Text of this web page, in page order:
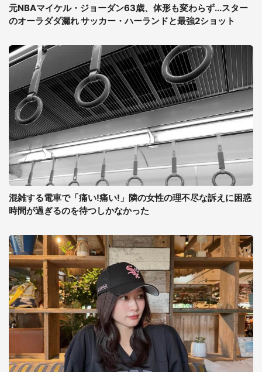
元NBAマイケル・ジョーダン63歳、体形も変わらず...スター
のオーラダダ漏れ サッカー・ハーランドと最強2ショット
混雑する電車で「痛い!痛い!」隣の女性の理不尽な訴えに困惑
時間が過ぎるのを待つしかなかった